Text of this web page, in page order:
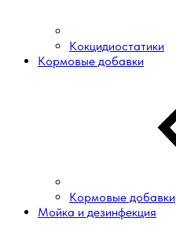
Кокцидиостатики
Кормовые добавки
Кормовые добавки
Мойка и дезинфекция